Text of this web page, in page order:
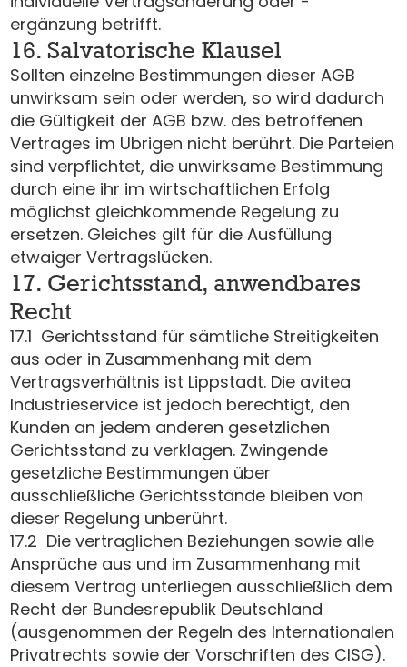
ergänzung betrifft.
16. Salvatorische Klausel
Sollten einzelne Bestimmungen dieser AGB
unwirksam sein oder werden, so wird dadurch
die Gültigkeit der AGB bzw. des betroffenen
Vertrages im Übrigen nicht berührt. Die Parteien
sind verpflichtet, die unwirksame Bestimmung
durch eine ihr im wirtschaftlichen Erfolg
möglichst gleichkommende Regelung zu
ersetzen. Gleiches gilt für die Ausfüllung
etwaiger Vertragslücken.
17. Gerichtsstand, anwendbares
Recht
17.1 Gerichtsstand für sämtliche Streitigkeiten
aus oder in Zusammenhang mit dem
Vertragsverhältnis ist Lippstadt. Die avitea
Industrieservice ist jedoch berechtigt, den
Kunden an jedem anderen gesetzlichen
Gerichtsstand zu verklagen. Zwingende
gesetzliche Bestimmungen über
ausschließliche Gerichtsstände bleiben von
dieser Regelung unberührt.
17.2 Die vertraglichen Beziehungen sowie alle
Ansprüche aus und im Zusammenhang mit
diesem Vertrag unterliegen ausschließlich dem
Recht der Bundesrepublik Deutschland
(ausgenommen der Regeln des Internationalen
Privatrechts sowie der Vorschriften des CISG).